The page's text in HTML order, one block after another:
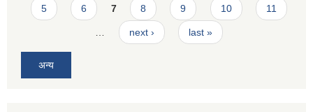
5 6 7 8 9 10 11
… next › last »
अन्य